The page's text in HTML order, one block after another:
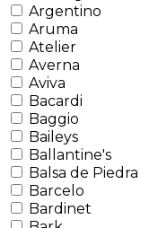
Argentino
Aruma
Atelier
Averna
Aviva
Bacardi
Baggio
Baileys
Ballantine's
Balsa de Piedra
Barcelo
Bardinet